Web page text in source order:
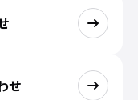
せ